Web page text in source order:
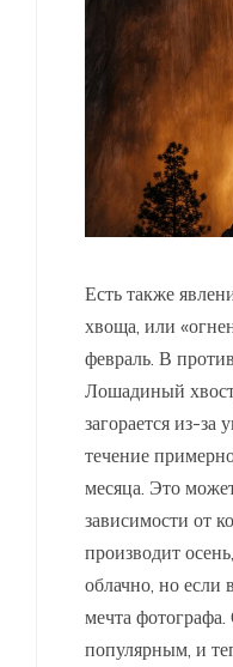
Есть также
хвоща, или
февраль. В
Лошадиный
загорается из-за
течение
месяца. Это
зависимости от
производит
облачно, но если
мечта
популярным, и